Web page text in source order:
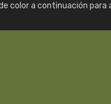
color a continuación para